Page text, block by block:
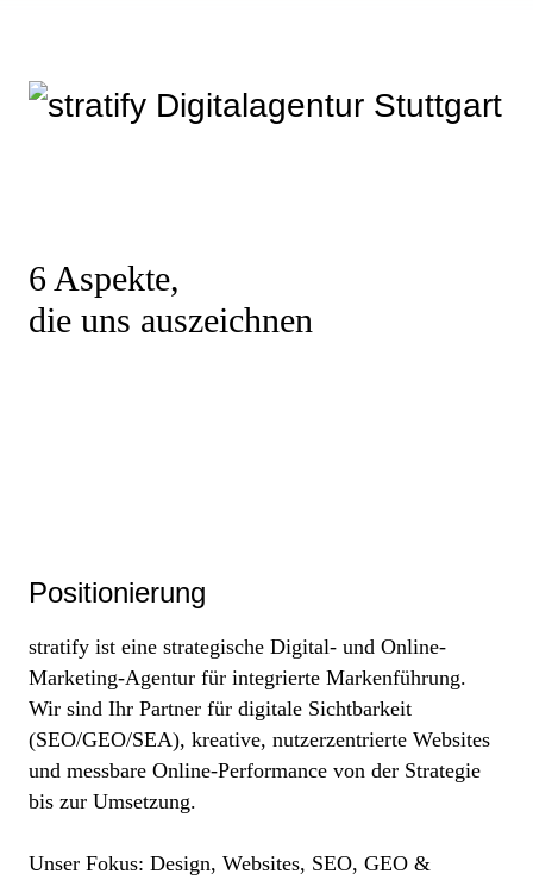
6 Aspekte,
die uns auszeichnen
Positionierung
stratify ist eine strategische Digital- und Online-
Marketing-Agentur für integrierte Markenführung.
Wir sind Ihr Partner für digitale Sichtbarkeit
(SEO/GEO/SEA), kreative, nutzerzentrierte Websites
und messbare Online-Performance von der Strategie
bis zur Umsetzung.
Unser Fokus: Design, Websites, SEO, GEO &